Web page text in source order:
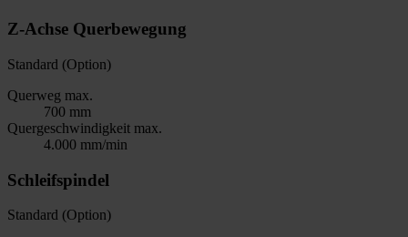
Z-Achse Querbewegung
Standard (Option)
Querweg max.
700 mm
Quergeschwindigkeit max.
4.000 mm/min
Schleifspindel
Standard (Option)